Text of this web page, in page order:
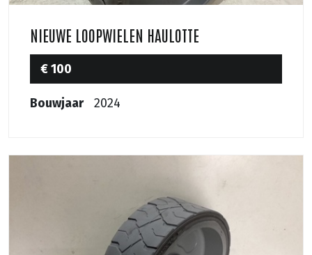
NIEUWE LOOPWIELEN HAULOTTE
€ 100
Bouwjaar 2024